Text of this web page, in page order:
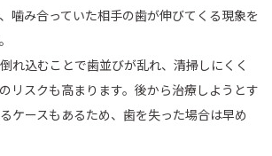
噛み合っていた相手の歯が伸びてくる現象を
れ込むことで歯並びが乱れ、清掃しにくく
リスクも高まります。後から治療しようとす
ケースもあるため、歯を失った場合は早め